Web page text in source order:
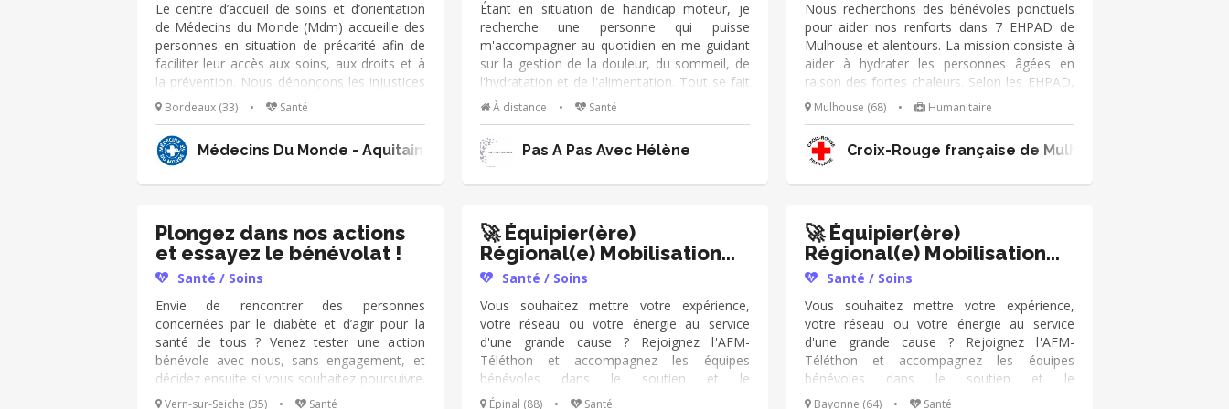
Sensibilisation aux enjeux autour des règles
Sensibilisation aux enjeux autour des règles
Élémentaires 🚀 Temps d'échanges et
questions
Le centre d’accueil de soins et d’orientation
de Médecins du Monde (Mdm) accueille des
personnes en situation de précarité afin de
faciliter leur accès aux soins, aux droits et à
la prévention. Nous dénonçons les injustices
et entraves auxquelles elles sont confrontées
et militons pour obtenir des améliorations
durables des politiques de santé pour toutes
et tous. Au sein d’une équipe pluridisciplinaire,
prévention, orientation des patient.e.s vers
les structures partenaires et de droit
commun, participation au recueil de données
et à la vie associative et militante du CASO
Bordeaux (33) • Santé
Médecins Du Monde - Aquitaine
Étant en situation de handicap moteur, je
recherche une personne qui puisse
m'accompagner au quotidien en me guidant
sur la gestion de la douleur, du sommeil, de
l'hydratation et de l'alimentation. Tout se fait
par message. C'est important pour moi afin
problématiques. J'ai besoin que ce soit
quelqu'un d'extérieur au foyer, de plus je suis
sans aucun lien familial. Pas sérieux
À distance • Santé
Pas À Pas Avec Hélène
Nous recherchons des bénévoles ponctuels
pour aider nos renforts dans 7 EHPAD de
Mulhouse et alentours. La mission consiste à
aider à hydrater les personnes âgées en
raison des fortes chaleurs. Selon les EHPAD,
vous serez aussi amener à aider à déplacer
les résidents et à leur tenir compagnie. Au-
delà de l'aspect santé physique via
l'hydratation, c'est également le côté humain
qui prend tout son sens dans cette mission.
Mulhouse (68) • Humanitaire
Croix-Rouge française de Mulhouse
Plongez dans nos actions
et essayez le bénévolat !
Santé / Soins
Envie de rencontrer des personnes
concernées par le diabète et d’agir pour la
santé de tous ? Venez tester une action
bénévole avec nous, sans engagement, et
décidez ensuite si vous souhaitez poursuivre.
Aux côtés de bénévoles expérimentés, vous
Vern-sur-Seiche (35) • Santé
🚀 Équipier(ère)
Régional(e) Mobilisation
Téléthon
Santé / Soins
Vous souhaitez mettre votre expérience,
votre réseau ou votre énergie au service
d'une grande cause ? Rejoignez l'AFM-
Téléthon et accompagnez les équipes
bénévoles dans le soutien et le
développement de la mobilisation sur votre
Épinal (88) • Santé
🚀 Équipier(ère)
Régional(e) Mobilisation
Téléthon
Santé / Soins
Vous souhaitez mettre votre expérience,
votre réseau ou votre énergie au service
d'une grande cause ? Rejoignez l'AFM-
Téléthon et accompagnez les équipes
bénévoles dans le soutien et le
développement de la mobilisation sur votre
Bayonne (64) • Santé